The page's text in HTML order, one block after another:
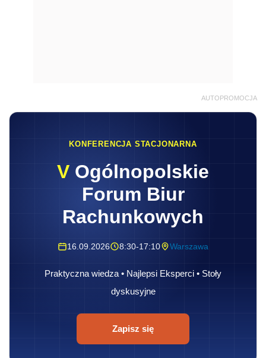
AUTOPROMOCJA
KONFERENCJA STACJONARNA
V Ogólnopolskie
Forum Biur
Rachunkowych
16.09.2026 8:30-17:10 Warszawa
Praktyczna wiedza • Najlepsi Eksperci • Stoły
dyskusyjne
Zapisz się